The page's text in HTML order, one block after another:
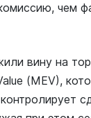
чем
вину на
(MEV),